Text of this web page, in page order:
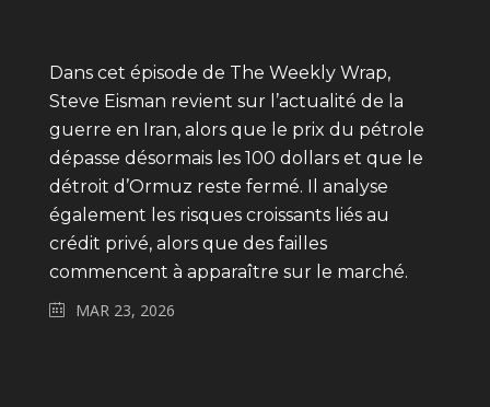
Dans cet épisode de The Weekly Wrap,
Steve Eisman revient sur l’actualité de la
guerre en Iran, alors que le prix du pétrole
dépasse désormais les 100 dollars et que le
détroit d’Ormuz reste fermé. Il analyse
également les risques croissants liés au
crédit privé, alors que des failles
commencent à apparaître sur le marché.
MAR 23, 2026